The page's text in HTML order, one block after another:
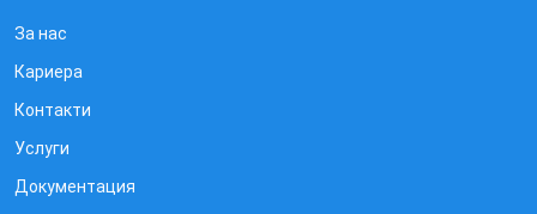
За нас
Кариера
Контакти
Услуги
Документация